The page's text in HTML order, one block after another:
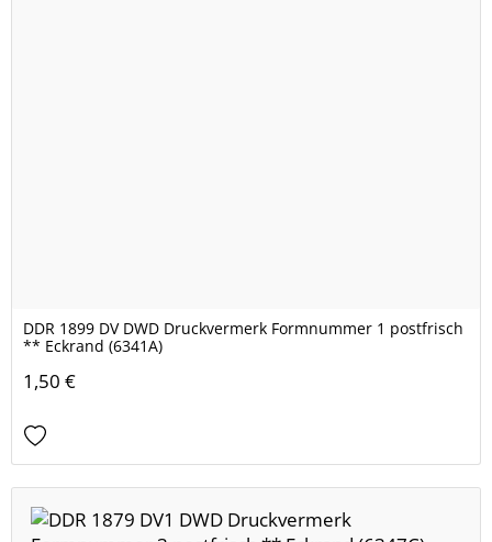
DDR 1899 DV DWD Druckvermerk Formnummer 1 postfrisch
** Eckrand (6341A)
1,50 €